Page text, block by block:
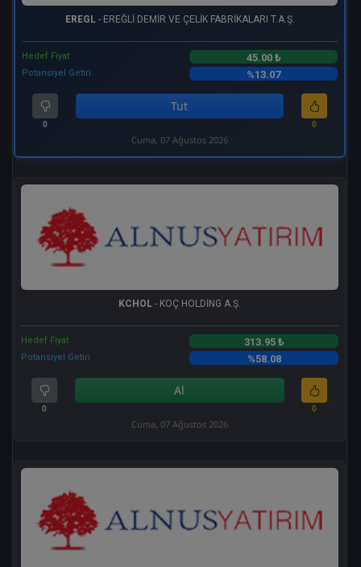
EREGL- EREĞLİ DEMİR VE ÇELİK FABRİKALARI T.A.Ş.
Hedef Fiyat 45.00 ₺
Potansiyel Getiri %13.07
0
Tut
0
Cuma, 07 Ağustos 2026
KCHOL - KOÇ HOLDİNG A.Ş.
Hedef Fiyat 313.95 ₺
Potansiyel Getiri %58.08
0
Al
0
Cuma, 07 Ağustos 2026